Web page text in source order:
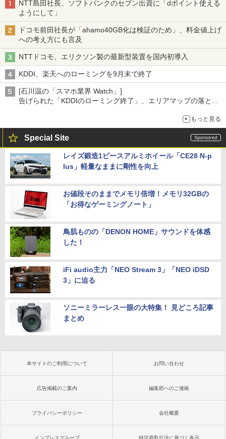
NTT島田社長、ソフトバンクのセブン出資に「dポイント使える
ようにして」
ドコモ前田社長が「ahamo40GB化は検証のため」、料金値上げ
への考え方にも言及
NTTドコモ、エリクソン製の最新型装置を国内初導入
KDDI、楽天へのローミングを9月末で終了
[石川温の「スマホ業界 Watch」]
告げられた「KDDIのローミング終了」、エリアマップの落とし
もっと見る
Special Site
レイズ鍛造1ピースアルミホイール「CE28 N-p
lus」軽量なままに剛性を向上
お値段そのままでメモリ倍増！メモリ32GBの
「お得なゲーミングノート」
鳥肌ものの「DENON HOME」サウンドを体感
した！
iFi audio主力「NEO Stream 3」「NEO iDSD
3」に迫る
ソニーミラーレス一眼の大特集！ 見どころ記事
まとめ
本サイトのご利用について お問い合わせ
広告掲載のご案内 編集部へのご連絡
プライバシーポリシー 会社概要
インプレスグループ 特定商取引法に基づく表示